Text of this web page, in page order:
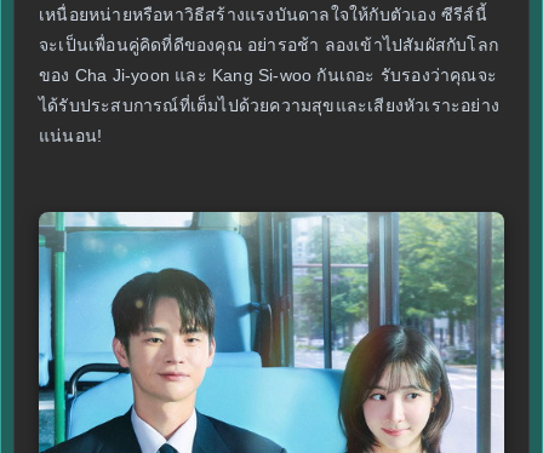
เหนื่อยหน่ายหรือหาวิธีสร้างแรงบันดาลใจให้กับตัวเอง ซีรีส์นี้
จะเป็นเพื่อนคู่คิดที่ดีของคุณ อย่ารอช้า ลองเข้าไปสัมผัสกับโลก
ของ Cha Ji-yoon และ Kang Si-woo กันเถอะ รับรองว่าคุณจะ
ได้รับประสบการณ์ที่เต็มไปด้วยความสุขและเสียงหัวเราะอย่าง
แน่นอน!